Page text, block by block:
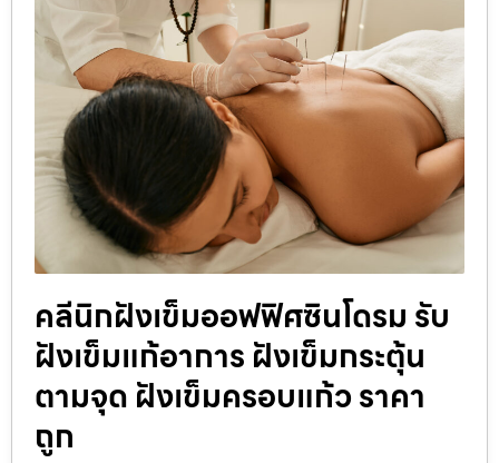
คลีนิกฝังเข็มออฟฟิศซินโดรม รับ
ฝังเข็มแก้อาการ ฝังเข็มกระตุ้น
ตามจุด ฝังเข็มครอบแก้ว ราคา
ถูก